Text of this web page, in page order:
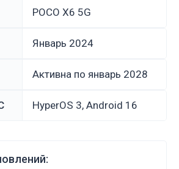
POCO X6 5G
январь 2024
Активна по январь 2028
HyperOS 3, Android 16